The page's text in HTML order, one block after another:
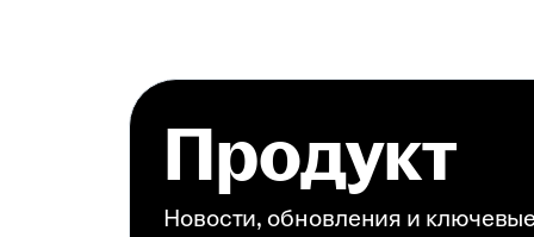
Продукт
Новости, обновления и